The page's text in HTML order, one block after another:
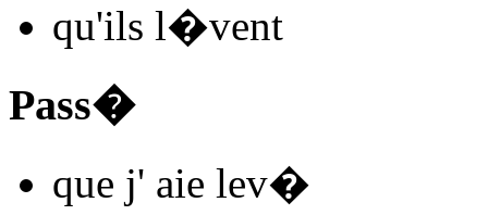
qu'ils l�vent
Pass�
que j' aie lev�